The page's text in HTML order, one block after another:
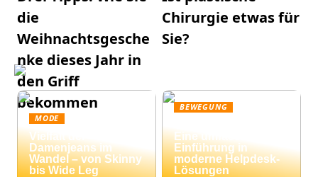
die
Weihnachtsgesche
nke dieses Jahr in
den Griff
bekommen
Chirurgie etwas für
Sie?
MODE
Vielfalt der
Damenjeans im
Wandel – von Skinny
bis Wide Leg
BEWEGUNG
Eine umfassende
Einführung in
moderne Helpdesk-
Lösungen